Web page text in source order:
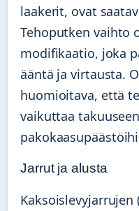
laakerit, ovat
Tehoputken vaihto
modifikaatio, joka
ääntä ja virtausta.
huomioitava, että
vaikuttaa
Jarrut ja alusta
Kaksoislevyjarrujen